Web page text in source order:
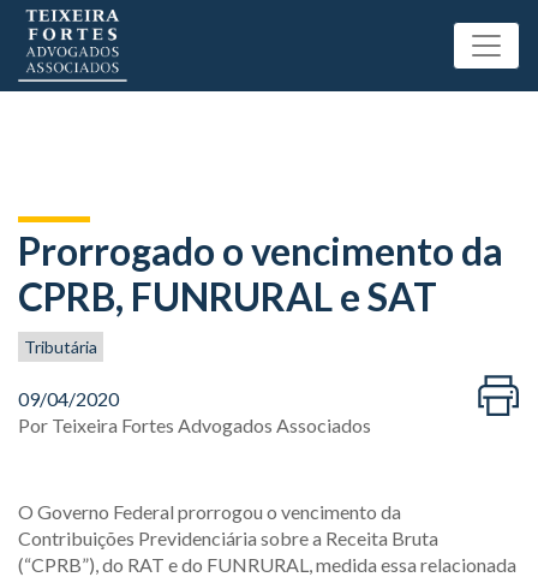
Prorrogado o vencimento da
CPRB, FUNRURAL e SAT
Tributária
09/04/2020
Por Teixeira Fortes Advogados Associados
O Governo Federal prorrogou o vencimento da
Contribuições Previdenciária sobre a Receita Bruta
(“CPRB”), do RAT e do FUNRURAL, medida essa relacionada